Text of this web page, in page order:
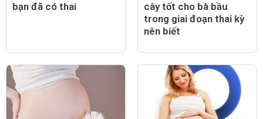
bạn đã có thai
cây tốt cho bà bầu
trong giai đoạn thai kỳ
nên biết